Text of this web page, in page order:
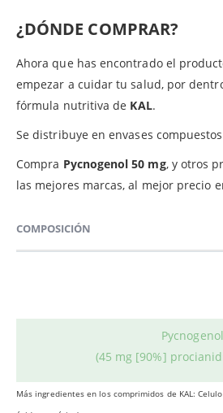
¿DÓNDE COMPRAR?
Ahora que has encontrado el
empezar a cuidar tu salud, por
fórmula nutritiva de KAL.
Se distribuye en envases
Compra Pycnogenol 50 mg, y otros
las mejores marcas, al mejor precio
COMPOSICIÓN
(45 mg [90%]
Más ingredientes en los comprimidos de KAL: